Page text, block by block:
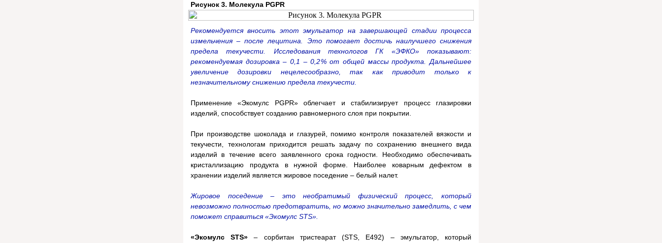
Рисунок 3. Молекула PGPR
Рекомендуется вносить этот эмульгатор на завершающей стадии процесса
измельчения – после лецитина. Это помогает достичь наилучшего снижения
предела текучести. Исследования технологов ГК «ЭФКО» показывают:
рекомендуемая дозировка – 0,1 – 0,2% от общей массы продукта. Дальнейшее
увеличение дозировки нецелесообразно, так как приводит только к
незначительному снижению предела текучести.
Применение «Экомулс PGPR» облегчает и стабилизирует процесс глазировки
изделий, способствует созданию равномерного слоя при покрытии.
При производстве шоколада и глазурей, помимо контроля показателей вязкости и
текучести, технологам приходится решать задачу по сохранению внешнего вида
изделий в течение всего заявленного срока годности. Необходимо обеспечивать
кристаллизацию продукта в нужной форме. Наиболее коварным дефектом в
хранении изделий является жировое поседение – белый налет.
Жировое поседение – это необратимый физический процесс, который
невозможно полностью предотвратить, но можно значительно замедлить, с чем
поможет справиться «Экомулс STS».
«Экомулс STS» – сорбитан тристеарат (STS, Е492) – эмульгатор, который